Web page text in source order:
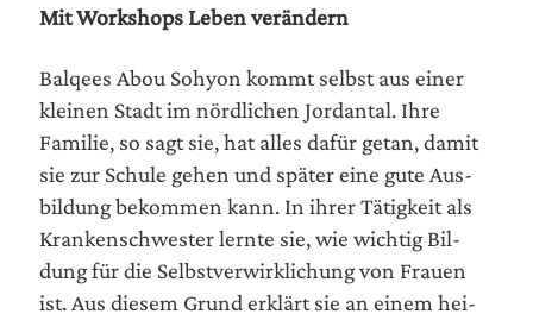
Mit Work­shops Leben verändern
Bal­qees Abou Soh­yon kommt selbst aus einer
klei­nen Stadt im nörd­li­chen Jor­dan­tal. Ihre
Fami­lie, so sagt sie, hat alles dafür getan, damit
sie zur Schu­le gehen und spä­ter eine gute Aus­
bil­dung bekom­men kann. In ihrer Tätig­keit als
Kran­ken­schwes­ter lern­te sie, wie wich­tig Bil­
dung für die Selbst­ver­wirk­li­chung von Frau­en
ist. Aus die­sem Grund erklärt sie an einem hei­